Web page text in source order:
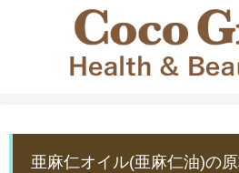
亜麻仁オイル(亜麻仁油)の